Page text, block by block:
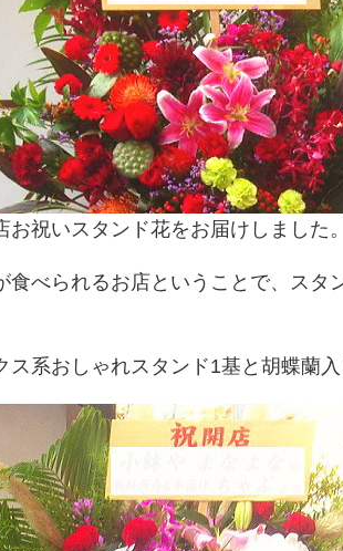
祝いスタンド花をお届けしました。
食べられるお店ということで、スタ
ス系おしゃれスタンド1基と胡蝶蘭